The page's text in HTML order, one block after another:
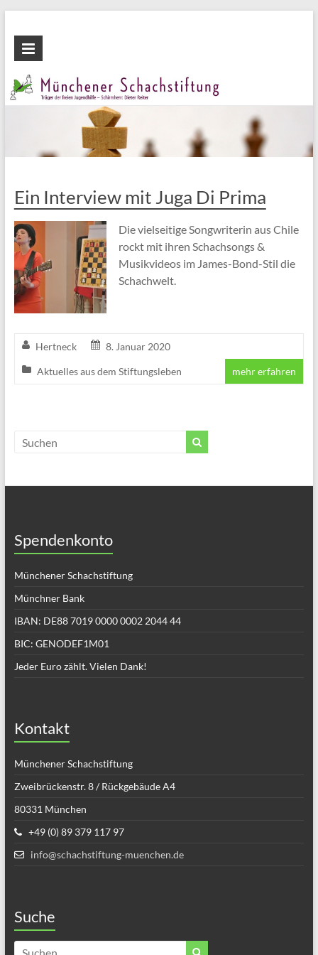
Inhalt
wechseln
Münchener
Schachstiftung
Fördern
Ein Interview mit Juga Di Prima
Die vielseitige Songwriterin aus Chile
rockt mit ihren Schachsongs &
Musikvideos im James-Bond-Stil die
Schachwelt.
Hertneck 8. Januar 2020
Aktuelles aus dem Stiftungsleben mehr erfahren
Spendenkonto
Münchener Schachstiftung
Münchner Bank
IBAN: DE88 7019 0000 0002 2044 44
BIC: GENODEF1M01
Jeder Euro zählt. Vielen Dank!
Kontakt
Münchener Schachstiftung
Zweibrückenstr. 8 / Rückgebäude A4
80331 München
+49 (0) 89 379 117 97
info@schachstiftung-muenchen.de
Suche